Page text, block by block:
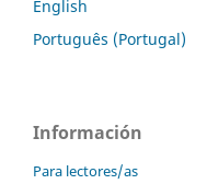
English
Português (Portugal)
Información
Para lectores/as